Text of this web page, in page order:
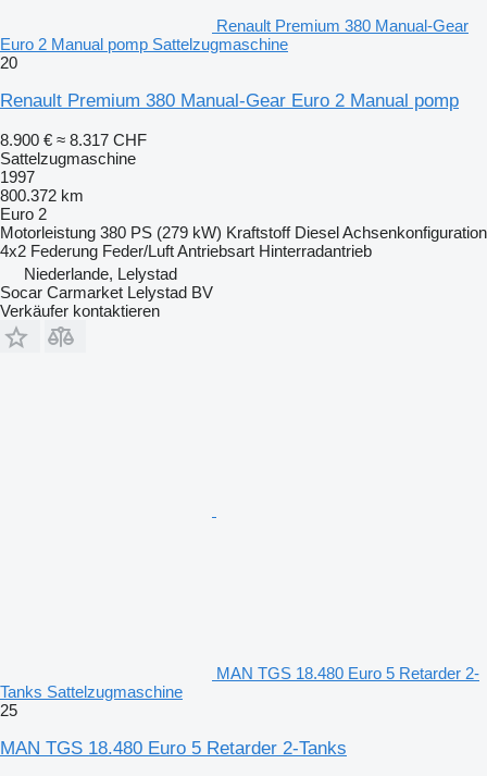
Renault Premium 380 Manual-Gear
Euro 2 Manual pomp Sattelzugmaschine
20
Renault Premium 380 Manual-Gear Euro 2 Manual pomp
8.900 € ≈ 8.317 CHF
Sattelzugmaschine
1997
800.372 km
Euro 2
Motorleistung 380 PS (279 kW) Kraftstoff DieselAchsenkonfiguration
4x2 Federung Feder/LuftAntriebsart Hinterradantrieb
Niederlande, Lelystad
Socar Carmarket Lelystad BV
Verkäufer kontaktieren
MAN TGS 18.480 Euro 5 Retarder 2-
Tanks Sattelzugmaschine
25
MAN TGS 18.480 Euro 5 Retarder 2-Tanks